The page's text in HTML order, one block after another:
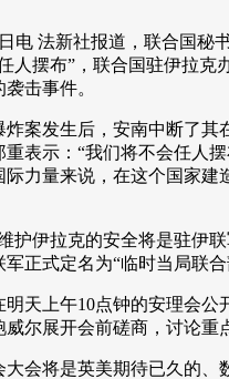
法新社报道，联合国秘
人摆布”，联合国驻伊拉克
击事件。
发生后，安南中断了其
重表示：“我们将不会任人
际力量来说，在这个国家建
伊拉克的安全将是驻伊联
正式定名为“临时当局联
上午10点钟的安理会公
威尔展开会前磋商，讨论重
将是英美期待已久的、